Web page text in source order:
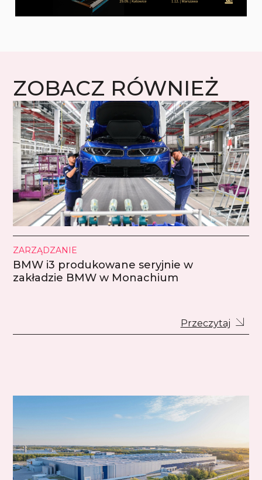
ZOBACZ RÓWNIEŻ
ZARZĄDZANIE
BMW i3 produkowane seryjnie w
zakładzie BMW w Monachium
Przeczytaj